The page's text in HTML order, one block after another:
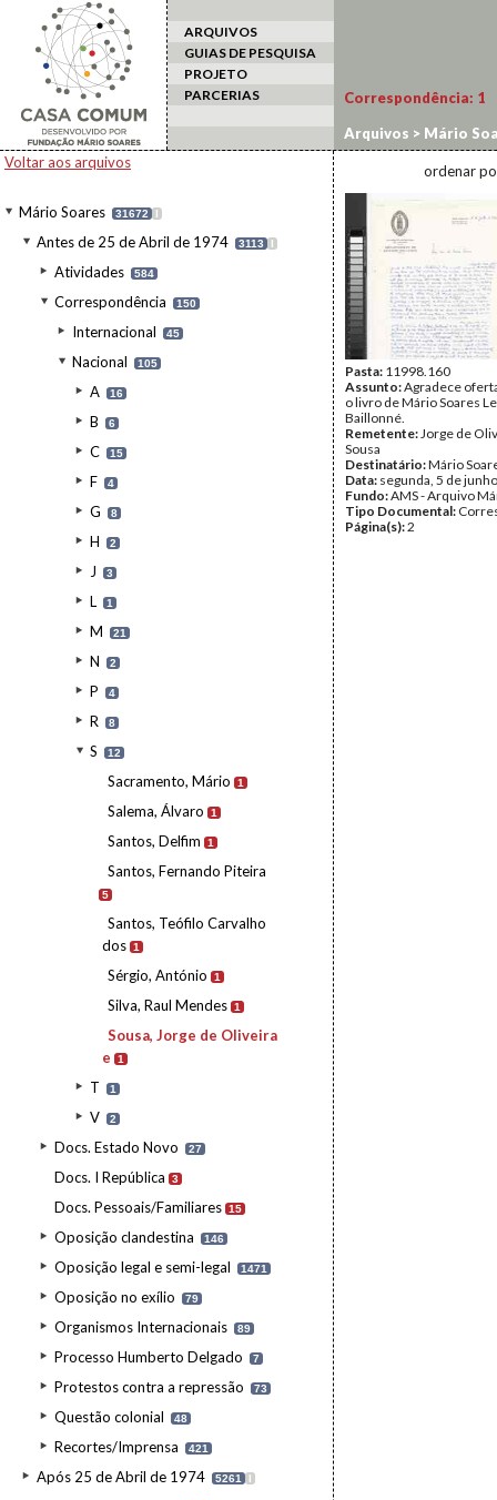
ARQUIVOS
GUIAS DE PESQUISA
PROJETO
PARCERIAS
Voltar aos arquivos
Mário Soares 31672 I
Antes de 25 de Abril de 1974 3113 I
Atividades 584
Correspondência 150
Internacional 45
Nacional 105
A 16
B 6
C 15
F 4
G 8
H 2
J 3
L 1
M 21
N 2
P 4
R 8
S 12
Sacramento, Mário 1
Salema, Álvaro 1
Santos, Delfim 1
Santos, Fernando Piteira
5
Santos, Teófilo Carvalho
dos 1
Sérgio, António 1
Silva, Raul Mendes 1
Sousa, Jorge de Oliveira
e
1
T 1
V 2
Docs. Estado Novo 27
Docs. I República 3
Docs. Pessoais/Familiares 15
Oposição clandestina 146
Oposição legal e semi-legal 1471
Oposição no exílio 79
Organismos Internacionais 89
Processo Humberto Delgado 7
Protestos contra a repressão 73
Questão colonial 48
Recortes/Imprensa 421
Após 25 de Abril de 1974 5261 I
Correspondência: 1
Arquivos > Mário
Oliveira e
ordenar
Pasta: 11998.160
Assunto:Agradece
o livro de Mário Soares
Baillonné.
Remetente:Jorge de
Sousa
Destinatário:Mário
Data: segunda, 5 de
Fundo:AMS - Arquivo
Tipo Documental:
Página(s):2